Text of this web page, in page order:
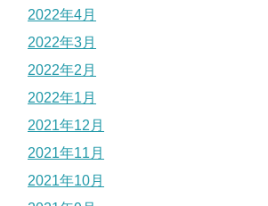
2022年4月
2022年3月
2022年2月
2022年1月
2021年12月
2021年11月
2021年10月